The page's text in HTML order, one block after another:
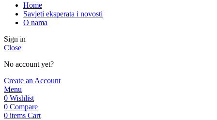
Home
Savjeti eksperata i novosti
O nama
Sign in
Close
No account yet?
Create an Account
Menu
0 Wishlist
0 Compare
0 items Cart